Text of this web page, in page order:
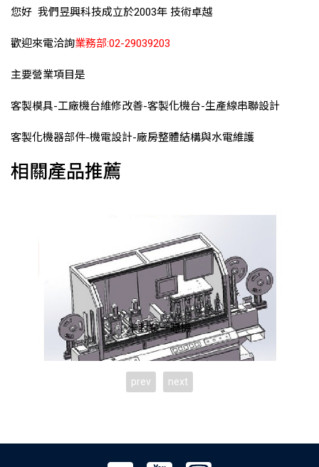
您好 我們昱興科技成立於2003年 技術卓越
歡迎來電洽詢業務部:02-29039203
主要營業項目是
客製模具-工廠機台維修改善-客製化機台-生產線串聯設計
客製化機器部件-機電設計-廠房整體結構與水電維護
相關產品推薦
卡封裝一體機
prev next